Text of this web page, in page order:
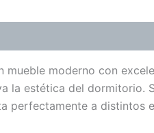
moderno con
la estética del dormitorio.
perfectamente a distintos